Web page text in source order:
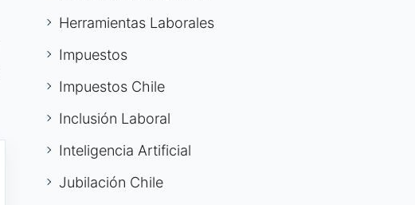
Herramientas Laborales
Impuestos
Impuestos Chile
Inclusión Laboral
Inteligencia Artificial
Jubilación Chile